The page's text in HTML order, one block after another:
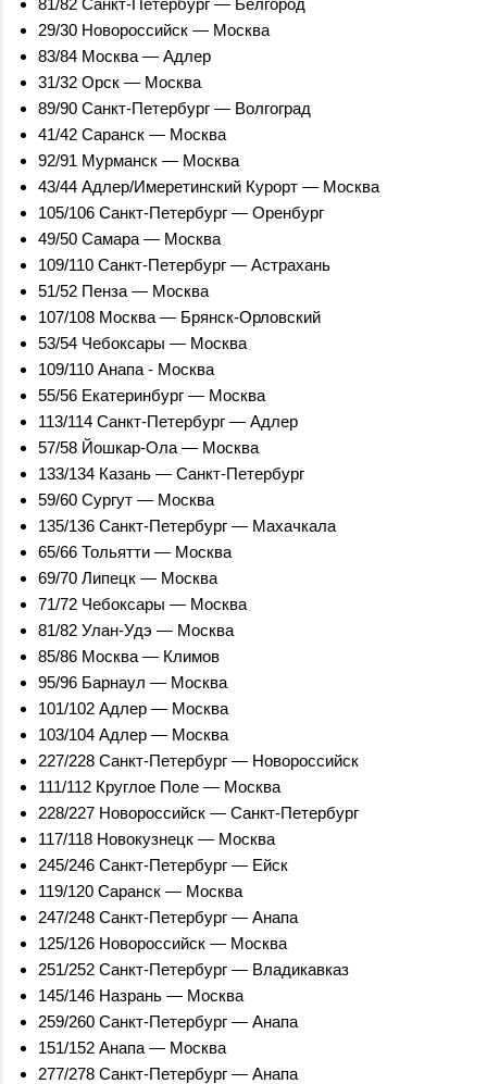
81/82 Санкт-Петербург — Белгород
29/30 Новороссийск — Москва
83/84 Москва — Адлер
31/32 Орск — Москва
89/90 Санкт-Петербург — Волгоград
41/42 Саранск — Москва
92/91 Мурманск — Москва
43/44 Адлер/Имеретинский Курорт — Москва
105/106 Санкт-Петербург — Оренбург
49/50 Самара — Москва
109/110 Санкт-Петербург — Астрахань
51/52 Пенза — Москва
107/108 Москва — Брянск-Орловский
53/54 Чебоксары — Москва
109/110 Анапа - Москва
55/56 Екатеринбург — Москва
113/114 Санкт-Петербург — Адлер
57/58 Йошкар-Ола — Москва
133/134 Казань — Санкт-Петербург
59/60 Сургут — Москва
135/136 Санкт-Петербург — Махачкала
65/66 Тольятти — Москва
69/70 Липецк — Москва
71/72 Чебоксары — Москва
81/82 Улан-Удэ — Москва
85/86 Москва — Климов
95/96 Барнаул — Москва
101/102 Адлер — Москва
103/104 Адлер — Москва
227/228 Санкт-Петербург — Новороссийск
111/112 Круглое Поле — Москва
228/227 Новороссийск — Санкт-Петербург
117/118 Новокузнецк — Москва
245/246 Санкт-Петербург — Ейск
119/120 Саранск — Москва
247/248 Санкт-Петербург — Анапа
125/126 Новороссийск — Москва
251/252 Санкт-Петербург — Владикавказ
145/146 Назрань — Москва
259/260 Санкт-Петербург — Анапа
151/152 Анапа — Москва
277/278 Санкт-Петербург — Анапа